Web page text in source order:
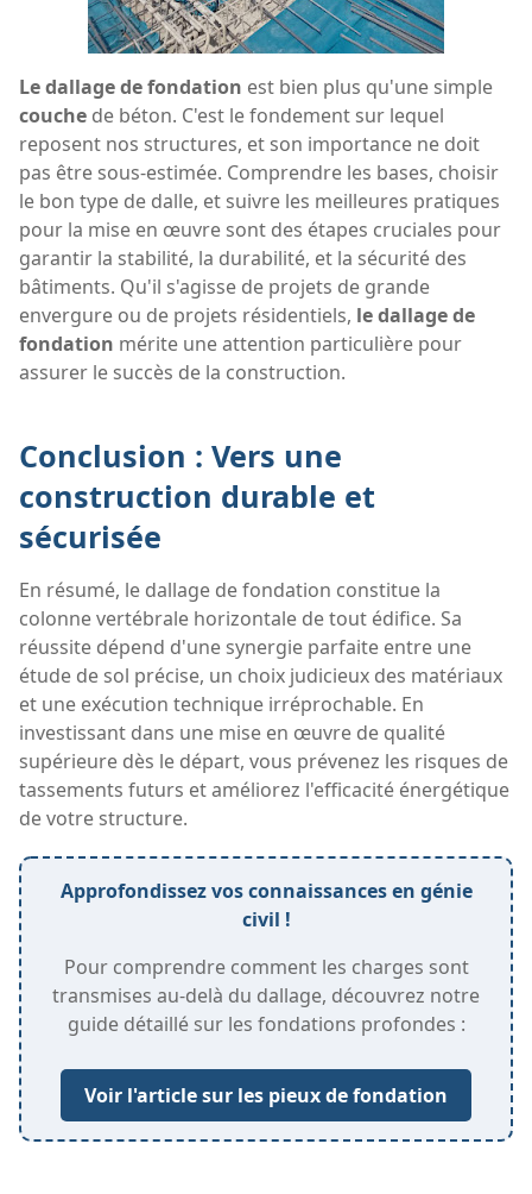
Le dallage de fondation est bien plus qu'une simple
couche de béton. C'est le fondement sur lequel
reposent nos structures, et son importance ne doit
pas être sous-estimée. Comprendre les bases, choisir
le bon type de dalle, et suivre les meilleures pratiques
pour la mise en œuvre sont des étapes cruciales pour
garantir la stabilité, la durabilité, et la sécurité des
bâtiments. Qu'il s'agisse de projets de grande
envergure ou de projets résidentiels, le dallage de
fondation mérite une attention particulière pour
assurer le succès de la construction.
Conclusion : Vers une
construction durable et
sécurisée
En résumé, le dallage de fondation constitue la
colonne vertébrale horizontale de tout édifice. Sa
réussite dépend d'une synergie parfaite entre une
étude de sol précise, un choix judicieux des matériaux
et une exécution technique irréprochable. En
investissant dans une mise en œuvre de qualité
supérieure dès le départ, vous prévenez les risques de
tassements futurs et améliorez l'efficacité énergétique
de votre structure.
Approfondissez vos connaissances en génie
civil !
Pour comprendre comment les charges sont
transmises au-delà du dallage, découvrez notre
guide détaillé sur les fondations profondes :
Voir l'article sur les pieux de fondation